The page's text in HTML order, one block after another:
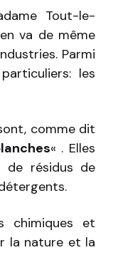
Tout-le-
va de même
Parmi
les
comme dit
« . Elles
de résidus de
chimiques et
la nature et la